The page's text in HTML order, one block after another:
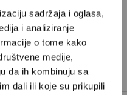
sadržaja i oglasa,
i analiziranje
o tome kako
medije,
da ih kombinuju sa
dali ili koje su prikupili
RAT
BEOGRADA
VLADA ILIĆ